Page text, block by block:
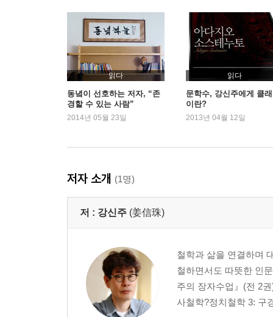
8. 망각의 지혜 - 니체와 황동규
신분증에 다 담을 수 없는 꿈 / 행복과 희망을 가
9. 미시정치학 - 푸코와 김수영
4.19 혁명의 뒤안길에서 고뇌하는 두 시인 / 민주
10. 대화의 재발견 - 가라타니 고진과 도종환
‘접시꽃’ 같았던 사랑으로부터 ‘가구’ 같은 사랑
11. 밝음의 존재론 - 하이데거와 김춘수
촛불이 켜질 때 드러나는 것들 / 세계에 개방되어
비극적 사랑의 씨앗, 자유 / 사랑에 빠질 때 우리가
14. 작고 상처받기 쉬운 것들 - 아도르노와 최명란
아우슈비츠에서 돌아와 밥을 먹고 연애를 하
15. 해탈을 위한 해체론 - 데리다와 오규원
죽고 난 뒤의 팬티를 부끄러워한 어느 시인 / 죽음
16. 미래 정치철학의 화두 - 아감벤과 한하운
벌거벗은 생명의 자리에 서서 / 생명정치
17. 육화된 마음-메를로 - 퐁티와 정현종
읽다
동녘이 선호하는 저자, “존
경할 수 있는 사람”
2014년 05월 23일
읽다
문학수, 강신주에게 클
이란?
2013년 04월 12일
저자 소개 (1명)
저 : 강신주 (姜信珠)
철학과 삶을 연결하며
철하면서도 따뜻한 인
주의 장자수업』(전 2
사철학?정치철학 3: 구